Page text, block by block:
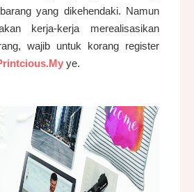
yang dikehendaki. Namun
kerja-kerja merealisasikan
wajib untuk korang register
ye.